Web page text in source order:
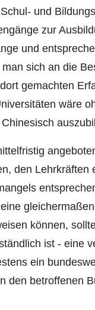
und
zur
und
sich an die
gemachten
wäre
den Lehrkräften
können,
ist - eine
ein
den betroffenen